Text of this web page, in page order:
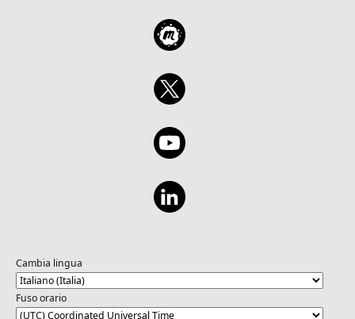
Cambia lingua
Fuso orario